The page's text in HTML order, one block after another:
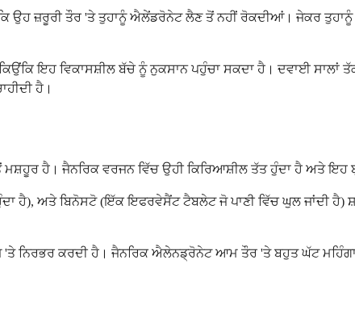
ਉਹ ਜ਼ਰੂਰੀ ਤੌਰ 'ਤੇ ਤੁਹਾਨੂੰ ਐਲੇਂਡਰੋਨੇਟ ਲੈਣ ਤੋਂ ਨਹੀਂ ਰੋਕਦੀਆਂ। ਜੇਕਰ
ਇਹ ਵਿਕਾਸਸ਼ੀਲ ਬੱਚੇ ਨੂੰ ਨੁਕਸਾਨ ਪਹੁੰਚਾ ਸਕਦਾ ਹੈ। ਦਵਾਈ ਸਾਲਾਂ
ਹੈ।
ਹੈ। ਜੈਨਰਿਕ ਵਰਜਨ ਵਿੱਚ ਉਹੀ ਕਿਰਿਆਸ਼ੀਲ ਤੱਤ ਹੁੰਦਾ ਹੈ ਅਤੇ ਇਹ
ਹੈ), ਅਤੇ ਬਿਨੋਸਟੋ (ਇੱਕ ਇਫਰਵੇਸੈਂਟ ਟੈਬਲੇਟ ਜੋ ਪਾਣੀ ਵਿੱਚ ਘੁਲ ਜਾਂਦੀ
ਨਿਰਭਰ ਕਰਦੀ ਹੈ। ਜੈਨਰਿਕ ਐਲੇਨਡ੍ਰੋਨੇਟ ਆਮ ਤੌਰ 'ਤੇ ਬਹੁਤ ਘੱਟ